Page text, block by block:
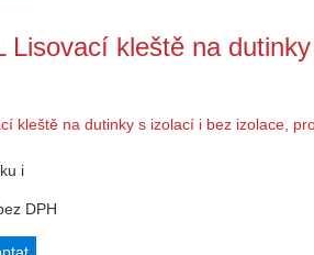
Lisovací kleště na
i
DPH